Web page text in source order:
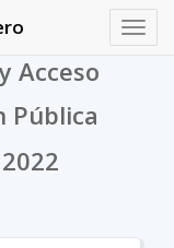
Acceso
Pública